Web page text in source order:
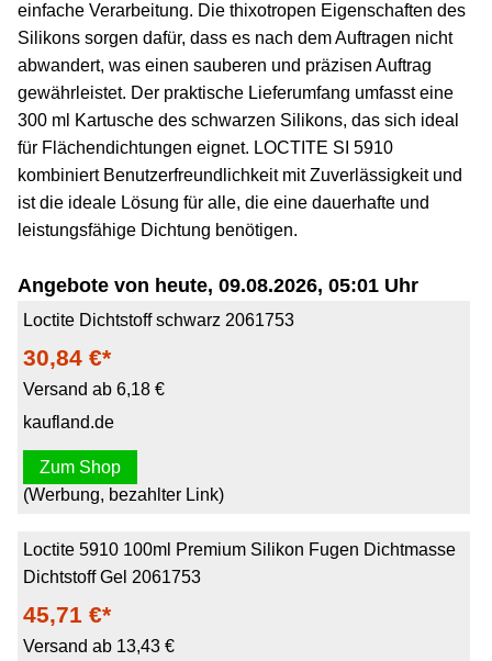
einfache Verarbeitung. Die thixotropen Eigenschaften des
Silikons sorgen dafür, dass es nach dem Auftragen nicht
abwandert, was einen sauberen und präzisen Auftrag
gewährleistet. Der praktische Lieferumfang umfasst eine
300 ml Kartusche des schwarzen Silikons, das sich ideal
für Flächendichtungen eignet. LOCTITE SI 5910
kombiniert Benutzerfreundlichkeit mit Zuverlässigkeit und
ist die ideale Lösung für alle, die eine dauerhafte und
leistungsfähige Dichtung benötigen.
Angebote von heute, 09.08.2026, 05:01 Uhr
Loctite Dichtstoff schwarz 2061753
30,84 €*
Versand ab 6,18 €
kaufland.de
Zum Shop
(Werbung, bezahlter Link)
Loctite 5910 100ml Premium Silikon Fugen Dichtmasse
Dichtstoff Gel 2061753
45,71 €*
Versand ab 13,43 €